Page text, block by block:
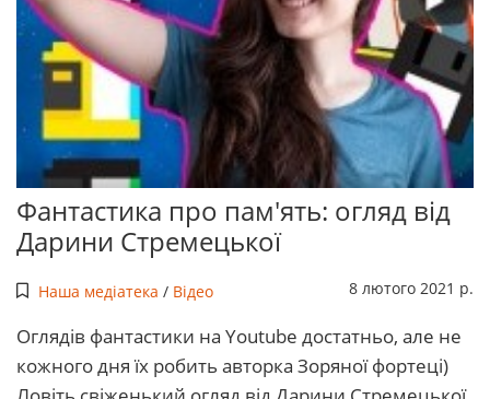
Фантастика про пам'ять: огляд від
Дарини Стремецької
Наша медіатека / Відео 8 лютого 2021 р.
Оглядів фантастики на Youtube достатньо, але не
кожного дня їх робить авторка Зоряної фортеці)